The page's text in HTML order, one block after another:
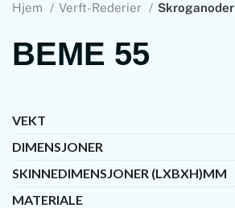
Hjem Verft-Rederier Skroganoder
BEME 55
VEKT
DIMENSJONER
SKINNEDIMENSJONER (LXBXH)MM
MATERIALE